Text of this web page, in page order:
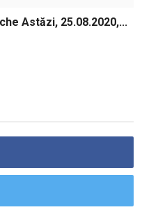
Astăzi, 25.08.2020,...